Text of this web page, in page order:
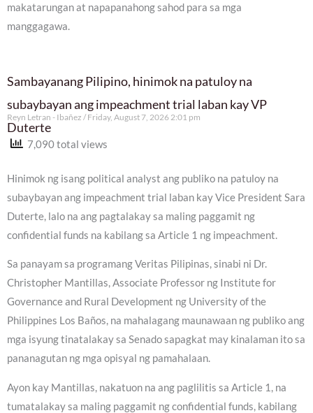
makatarungan at napapanahong sahod para sa mga
manggagawa.
Sambayanang Pilipino, hinimok na patuloy na
subaybayan ang impeachment trial laban kay VP
Duterte
Reyn Letran - Ibañez Friday, August 7, 2026 2:01 pm
7,090 total views
Hinimok ng isang political analyst ang publiko na patuloy na
subaybayan ang impeachment trial laban kay Vice President Sara
Duterte, lalo na ang pagtalakay sa maling paggamit ng
confidential funds na kabilang sa Article 1 ng impeachment.
Sa panayam sa programang Veritas Pilipinas, sinabi ni Dr.
Christopher Mantillas, Associate Professor ng Institute for
Governance and Rural Development ng University of the
Philippines Los Baños, na mahalagang maunawaan ng publiko ang
mga isyung tinatalakay sa Senado sapagkat may kinalaman ito sa
pananagutan ng mga opisyal ng pamahalaan.
Ayon kay Mantillas, nakatuon na ang paglilitis sa Article 1, na
tumatalakay sa maling paggamit ng confidential funds, kabilang